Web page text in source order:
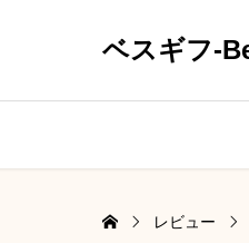
ベスギフ-
レビュー